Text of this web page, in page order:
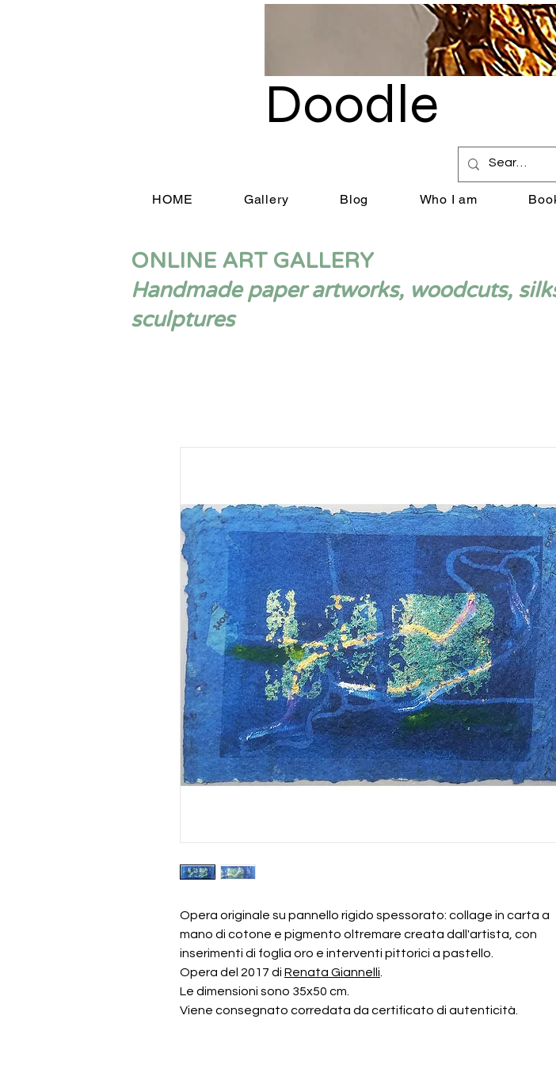
Doodle
HOME Gallery Blog Who I am
ONLINE ART GALLERY
Handmade paper artworks, woodcuts,
sculptures
Opera originale su pannello rigido spessorato: collage in carta a
mano di cotone e pigmento oltremare creata dall'artista, con
inserimenti di foglia oro e interventi pittorici a pastello.
Opera del 2017 di Renata Giannelli
Le dimensioni sono 35x50 cm.
Viene consegnato corredata da certificato di autenticità.